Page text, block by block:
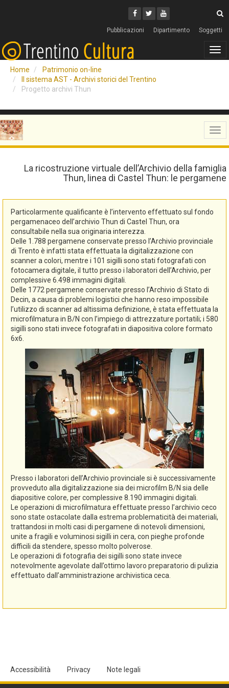
Facebook
Twitter
Youtube
Pubblicazioni Dipartimento Soggetti
Home
Patrimonio on-line
Il sistema AST - Archivi storici del Trentino
Progetto archivi Thun
La ricostruzione virtuale dell’Archivio della famiglia
Thun, linea di Castel Thun: le pergamene
Particolarmente qualificante è l’intervento effettuato sul fondo
pergamenaceo dell’archivio Thun di Castel Thun, ora
consultabile nella sua originaria interezza.
Delle 1.788 pergamene conservate presso l’Archivio provinciale
di Trento è infatti stata effettuata la digitalizzazione con
scanner a colori, mentre i 101 sigilli sono stati fotografati con
fotocamera digitale, il tutto presso i laboratori dell’Archivio, per
complessive 6.498 immagini digitali.
Delle 1772 pergamene conservate presso l’Archivio di Stato di
Decin, a causa di problemi logistici che hanno reso impossibile
l’utilizzo di scanner ad altissima definizione, è stata effettuata la
microfilmatura in B/N con l’impiego di attrezzature portatili; i 580
sigilli sono stati invece fotografati in diapositiva colore formato
6x6.
Presso i laboratori dell’Archivio provinciale si è successivamente
provveduto alla digitalizzazione sia dei microfilm B/N sia delle
diapositive colore, per complessive 8.190 immagini digitali.
Le operazioni di microfilmatura effettuate presso l’archivio ceco
sono state ostacolate dalla estrema problematicità dei materiali,
trattandosi in molti casi di pergamene di notevoli dimensioni,
unite a fragili e voluminosi sigilli in cera, con pieghe profonde
difficili da stendere, spesso molto polverose.
Le operazioni di fotografia dei sigilli sono state invece
notevolmente agevolate dall’ottimo lavoro preparatorio di pulizia
effettuato dall’amministrazione archivistica ceca.
Accessibilità Privacy Note legali